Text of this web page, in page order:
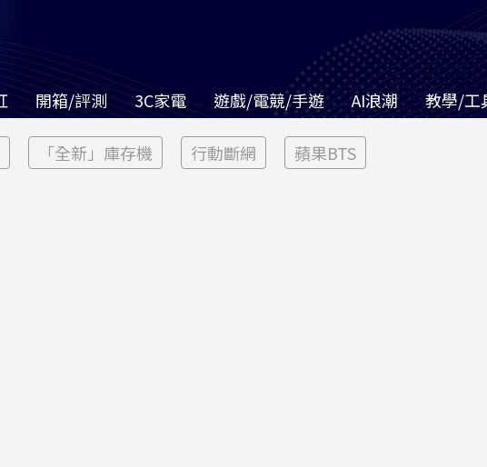
開箱/評測 3C家電 遊戲/電競/手遊 AI浪潮 教學/工
「全新」庫存機 行動斷網 蘋果BTS